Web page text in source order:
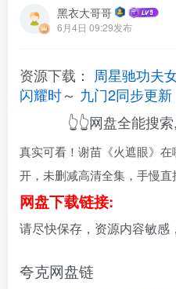
黑衣大哥哥
6月4日 09:29发布
资源下载： 周星驰功夫
闪耀时～ 九门2同步更新
👆👆网盘全能搜
真实可看！谢苗《火遮眼》
开，未删减高清全集，手慢直
网盘下载链接:
请尽快保存，资源内容敏感
夸克网盘链